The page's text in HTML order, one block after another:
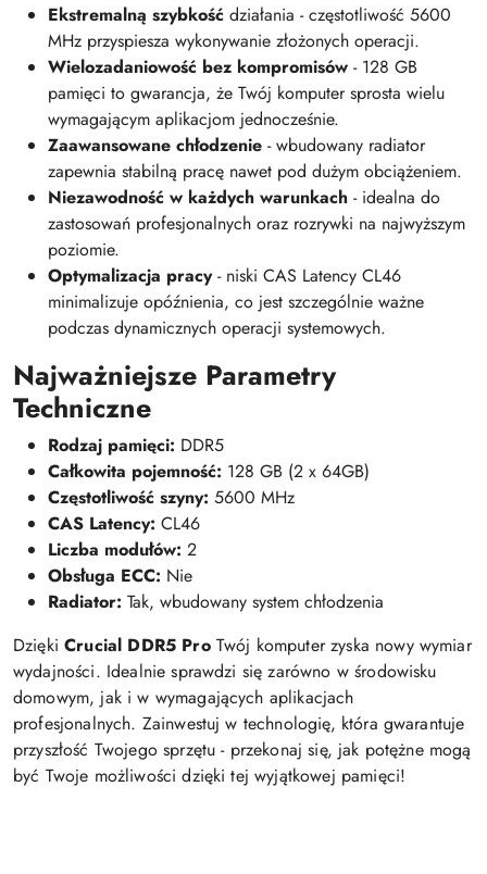
Ekstremalną szybkość działania - częstotliwość 5600
MHz przyspiesza wykonywanie złożonych operacji.
Wielozadaniowość bez kompromisów - 128 GB
pamięci to gwarancja, że Twój komputer sprosta wielu
wymagającym aplikacjom jednocześnie.
Zaawansowane chłodzenie - wbudowany radiator
zapewnia stabilną pracę nawet pod dużym obciążeniem.
Niezawodność w każdych warunkach - idealna do
zastosowań profesjonalnych oraz rozrywki na najwyższym
poziomie.
Optymalizacja pracy- niski CAS Latency CL46
minimalizuje opóźnienia, co jest szczególnie ważne
podczas dynamicznych operacji systemowych.
Najważniejsze Parametry
Techniczne
Rodzaj pamięci: DDR5
Całkowita pojemność: 128 GB (2 x 64GB)
Częstotliwość szyny: 5600 MHz
CAS Latency: CL46
Liczba modułów: 2
Obsługa ECC: Nie
Radiator: Tak, wbudowany system chłodzenia
DziękiCrucial DDR5 ProTwój komputer zyska nowy wymiar
wydajności. Idealnie sprawdzi się zarówno w środowisku
domowym, jak i w wymagających aplikacjach
profesjonalnych. Zainwestuj w technologię, która gwarantuje
przyszłość Twojego sprzętu - przekonaj się, jak potężne mogą
być Twoje możliwości dzięki tej wyjątkowej pamięci!